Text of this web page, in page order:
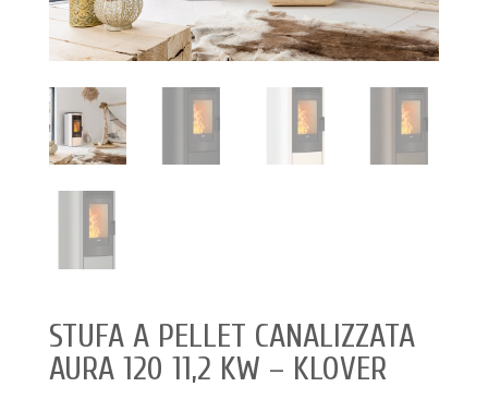
STUFA A PELLET CANALIZZATA
AURA 120 11,2 KW – KLOVER